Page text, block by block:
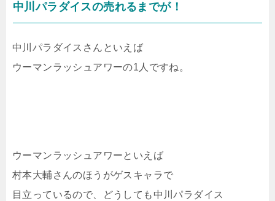
中川パラダイスの売れるまでが！
中川パラダイスさんといえば
ウーマンラッシュアワーの1人ですね。
ウーマンラッシュアワーといえば
村本大輔さんのほうがゲスキャラで
目立っているので、どうしても中川パラダイス